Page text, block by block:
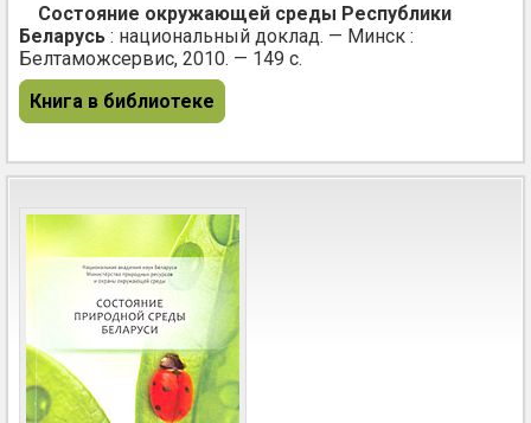
Состояние окружающей среды Республики
Беларусь : национальный доклад. — Минск :
Белтаможсервис, 2010. — 149 с.
Книга в библиотеке